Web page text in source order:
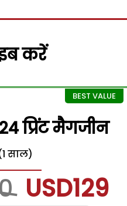
करें
प्रिंट मैगजीन
साल)
USD129